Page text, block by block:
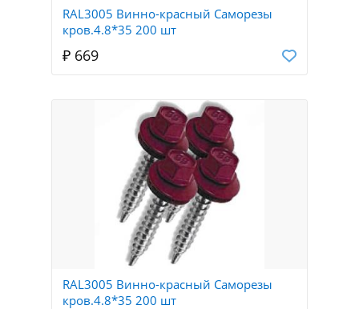
RAL3005 Винно-красный Саморезы
кров.4.8*35 200 шт
₽ 669
RAL3005 Винно-красный Саморезы
кров.4.8*35 200 шт